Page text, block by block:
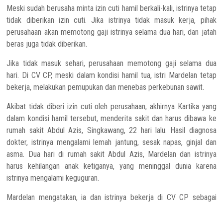
Meski sudah berusaha minta izin cuti hamil berkali-kali, istrinya tetap
tidak diberikan izin cuti. Jika istrinya tidak masuk kerja, pihak
perusahaan akan memotong gaji istrinya selama dua hari, dan jatah
beras juga tidak diberikan.
Jika tidak masuk sehari, perusahaan memotong gaji selama dua
hari. Di CV CP, meski dalam kondisi hamil tua, istri Mardelan tetap
bekerja, melakukan pemupukan dan menebas perkebunan sawit.
Akibat tidak diberi izin cuti oleh perusahaan, akhirnya Kartika yang
dalam kondisi hamil tersebut, menderita sakit dan harus dibawa ke
rumah sakit Abdul Azis, Singkawang, 22 hari lalu. Hasil diagnosa
dokter, istrinya mengalami lemah jantung, sesak napas, ginjal dan
asma. Dua hari di rumah sakit Abdul Azis, Mardelan dan istrinya
harus kehilangan anak ketiganya, yang meninggal dunia karena
istrinya mengalami keguguran.
Mardelan mengatakan, ia dan istrinya bekerja di CV CP sebagai